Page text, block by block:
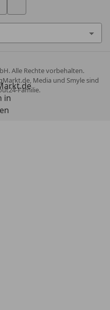
Alle Rechte vorbehalten.
Media und Smyle sind
Familie.